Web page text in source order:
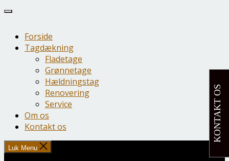
Spring
indholdetForside
Tagdækning
Fladetage
Grønnetage
Hældningstag
Renovering
Service
Om os
Kontakt os
Luk Menu
KONTAKT OS